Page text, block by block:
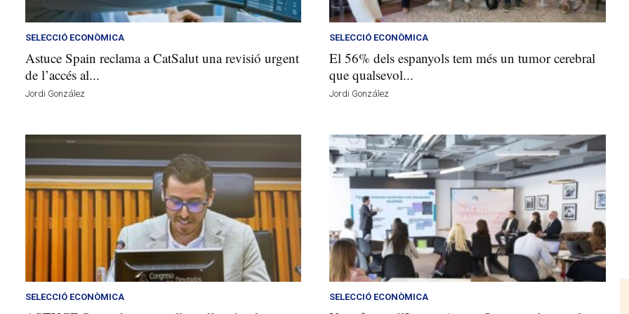
SELECCIÓ ECONÒMICA
Astuce Spain reclama a CatSalut una revisió urgent
de l’accés al...
Jordi González
SELECCIÓ ECONÒMICA
El 56% dels espanyols tem més un tumor cerebral
que qualsevol...
Jordi González
SELECCIÓ ECONÒMICA SELECCIÓ ECONÒMICA